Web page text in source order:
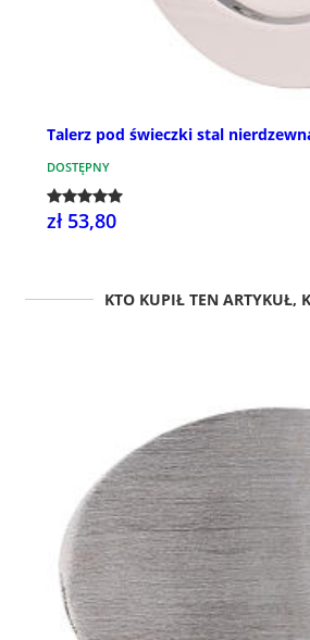
Talerz pod świeczki stal
DOSTĘPNY
zł 53,80
KTO KUPIŁ TEN ARTYKUŁ,